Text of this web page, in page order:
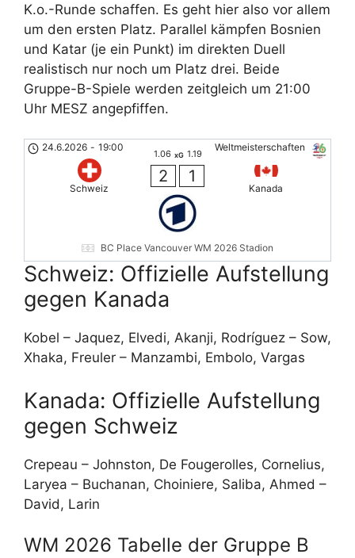
K.o.-Runde schaffen. Es geht hier also vor allem
um den ersten Platz. Parallel kämpfen Bosnien
und Katar (je ein Punkt) im direkten Duell
realistisch nur noch um Platz drei. Beide
Gruppe-B-Spiele werden zeitgleich um 21:00
Uhr MESZ angepfiffen.
Weltmeisterschaften
24.6.2026 - 19:00
Schweiz
1.06 xG 1.19
2 1
Kanada
BC Place Vancouver WM 2026 Stadion
Schweiz: Offizielle Aufstellung
gegen Kanada
Kobel – Jaquez, Elvedi, Akanji, Rodríguez – Sow,
Xhaka, Freuler – Manzambi, Embolo, Vargas
Kanada: Offizielle Aufstellung
gegen Schweiz
Crepeau – Johnston, De Fougerolles, Cornelius,
Laryea – Buchanan, Choiniere, Saliba, Ahmed –
David, Larin
WM 2026 Tabelle der Gruppe B